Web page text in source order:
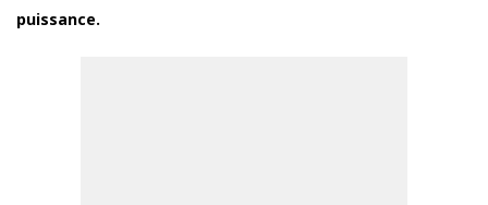
puissance.